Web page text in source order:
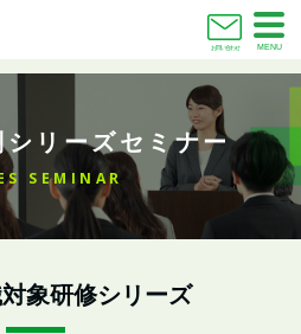
お問い合わせ MENU
リーズセミナー
SEMINAR
象研修シリーズ